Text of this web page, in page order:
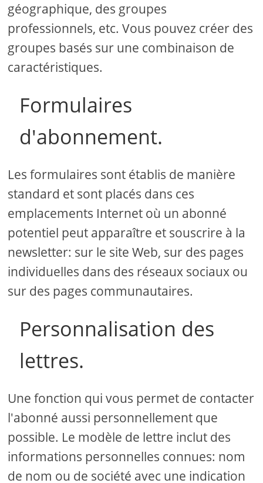
géographique, des groupes
professionnels, etc. Vous pouvez créer des
groupes basés sur une combinaison de
caractéristiques.
Formulaires
d'abonnement.
Les formulaires sont établis de manière
standard et sont placés dans ces
emplacements Internet où un abonné
potentiel peut apparaître et souscrire à la
newsletter: sur le site Web, sur des pages
individuelles dans des réseaux sociaux ou
sur des pages communautaires.
Personnalisation des
lettres.
Une fonction qui vous permet de contacter
l'abonné aussi personnellement que
possible. Le modèle de lettre inclut des
informations personnelles connues: nom
de nom ou de société avec une indication